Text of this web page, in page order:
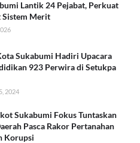
Lantik 24 Pejabat, Perkuat
Sistem Merit
Sukabumi Hadiri Upacara
923 Perwira di Setukpa
2024
Sukabumi Fokus Tuntaskan
Pasca Rakor Pertanahan
Korupsi